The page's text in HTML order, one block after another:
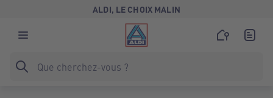
ALDI, LE CHOIX MALIN